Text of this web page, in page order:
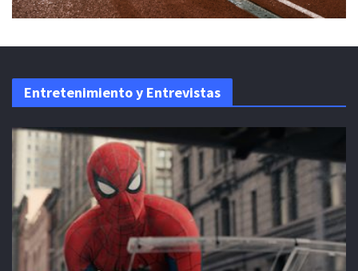
Entretenimiento y Entrevistas